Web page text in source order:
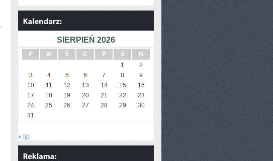
SIERPIEŃ 2026
P W Ś C P S
N
1
2
3
4 5 6 7 8
9
10
11 12 13 14 15
16
17
18 19 20 21 22
23
24
25 26 27 28 29
30
31
« lip